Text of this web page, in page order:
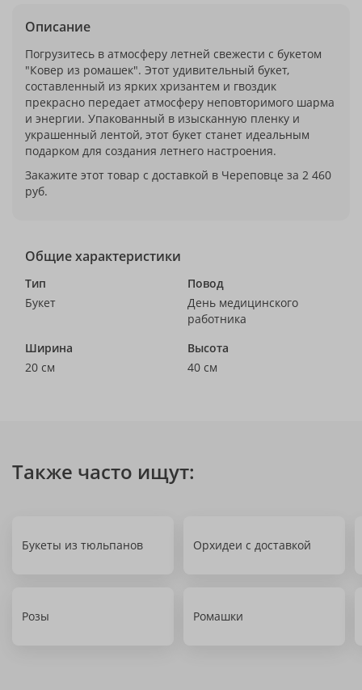
Описание
Погрузитесь в атмосферу летней свежести с букетом
"Ковер из ромашек". Этот удивительный букет,
составленный из ярких хризантем и гвоздик
прекрасно передает атмосферу неповторимого шарма
и энергии. Упакованный в изысканную пленку и
украшенный лентой, этот букет станет идеальным
подарком для создания летнего настроения.
Закажите этот товар с доставкой в Череповце за 2 460
руб.
Общие характеристики
Тип
Букет
Повод
День медицинского
работника
Ширина
20 см
Высота
40 см
Также часто ищут:
Букеты из тюльпанов Орхидеи с доставкой
Розы Ромашки